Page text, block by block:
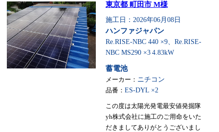
東京都 町田市 M様
施工日：2026年06月08日
ハンファジャパン
Re.RISE-NBC 440 ×9、Re.RISE-
NBC MS290 ×3 4.83kW
蓄電池
メーカー： ニチコン
品番： ES-DYL ×2
この度は太陽光発電最安値発掘隊
yh株式会社に施工のご用命をいた
だきましてありがとうございまし